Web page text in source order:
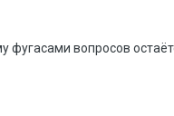
фугасами вопросов